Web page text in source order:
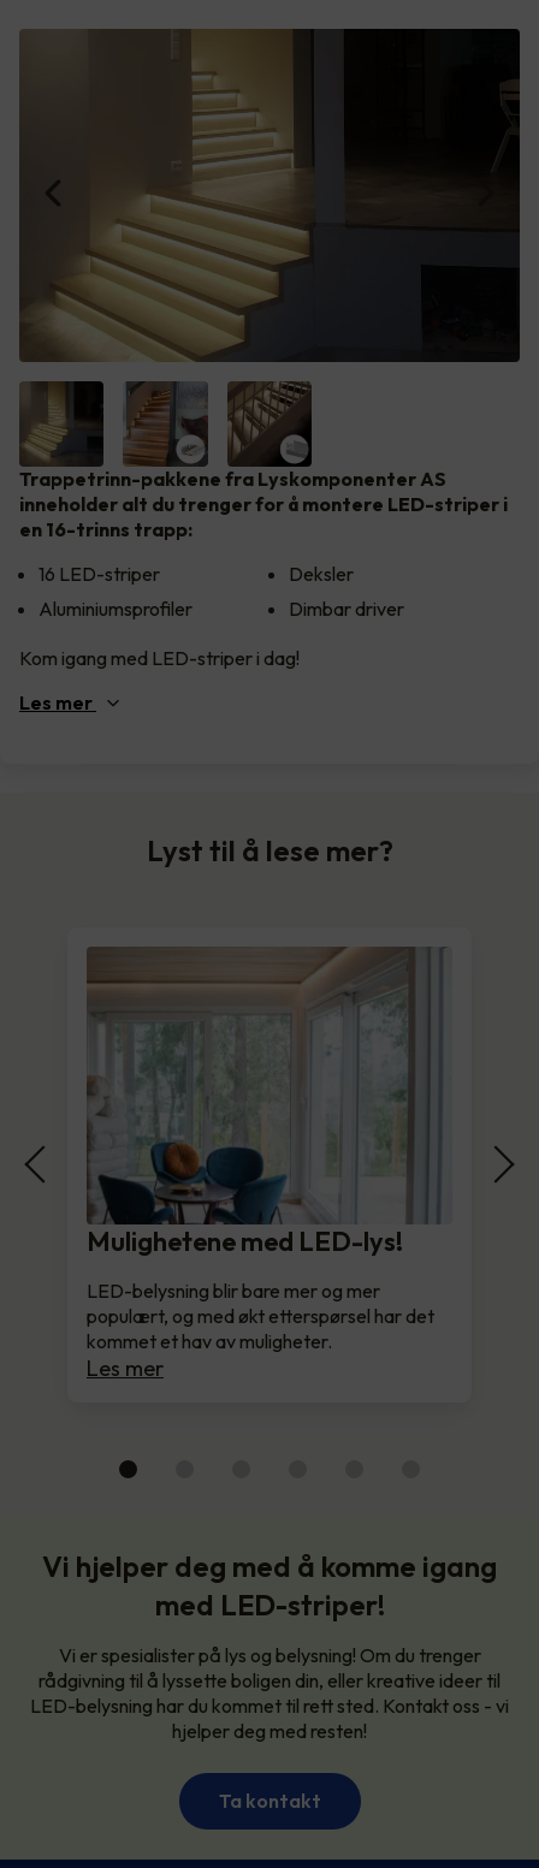
Trappetrinn-pakkene fra Lyskomponenter AS
inneholder alt du trenger for å montere LED-striper i
en 16-trinns trapp:
16 LED-striper
Aluminiumsprofiler
Deksler
Dimbar driver
Kom igang med LED-striper i dag!
Les mer
Lyst til å lese mer?
Mulighetene med LED-lys!
LED-belysning blir bare mer og mer
populært, og med økt etterspørsel har det
kommet et hav av muligheter.
Les mer
Vi hjelper deg med å komme igang
med LED-striper!
Vi er spesialister på lys og belysning! Om du trenger
rådgivning til å lyssette boligen din, eller kreative ideer til
LED-belysning har du kommet til rett sted. Kontakt oss - vi
hjelper deg med resten!
Ta kontakt